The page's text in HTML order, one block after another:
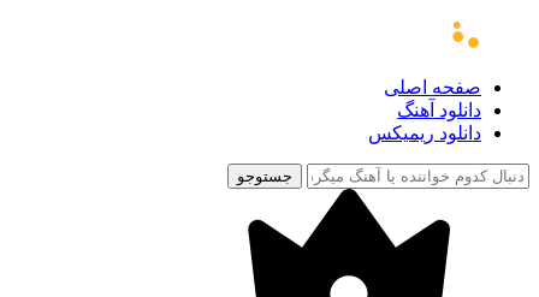
صفحه اصلی
دانلود آهنگ
دانلود ریمیکس
جستوجو